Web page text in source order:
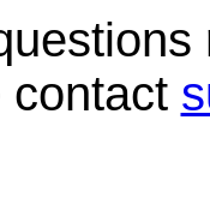
contact